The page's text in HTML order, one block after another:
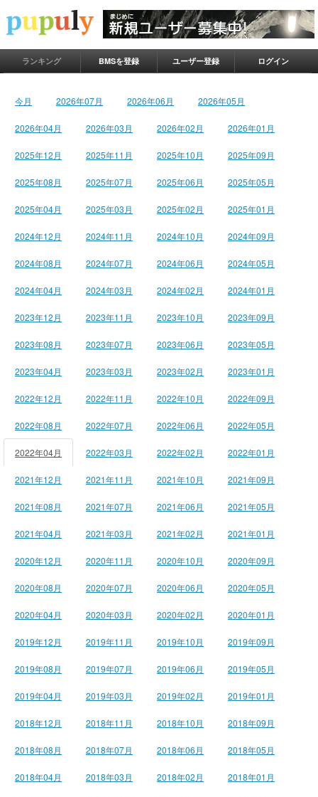
ランキング BMSを登録 ユーザー登録 ログイン
今月 2026年07月 2026年06月 2026年05月
2026年04月 2026年03月 2026年02月 2026年01月
2025年12月 2025年11月 2025年10月 2025年09月
2025年08月 2025年07月 2025年06月 2025年05月
2025年04月 2025年03月 2025年02月 2025年01月
2024年12月 2024年11月 2024年10月 2024年09月
2024年08月 2024年07月 2024年06月 2024年05月
2024年04月 2024年03月 2024年02月 2024年01月
2023年12月 2023年11月 2023年10月 2023年09月
2023年08月 2023年07月 2023年06月 2023年05月
2023年04月 2023年03月 2023年02月 2023年01月
2022年12月 2022年11月 2022年10月 2022年09月
2022年08月 2022年07月 2022年06月 2022年05月
2022年04月 2022年03月 2022年02月 2022年01月
2021年12月 2021年11月 2021年10月 2021年09月
2021年08月 2021年07月 2021年06月 2021年05月
2021年04月 2021年03月 2021年02月 2021年01月
2020年12月 2020年11月 2020年10月 2020年09月
2020年08月 2020年07月 2020年06月 2020年05月
2020年04月 2020年03月 2020年02月 2020年01月
2019年12月 2019年11月 2019年10月 2019年09月
2019年08月 2019年07月 2019年06月 2019年05月
2019年04月 2019年03月 2019年02月 2019年01月
2018年12月 2018年11月 2018年10月 2018年09月
2018年08月 2018年07月 2018年06月 2018年05月
2018年04月 2018年03月 2018年02月 2018年01月